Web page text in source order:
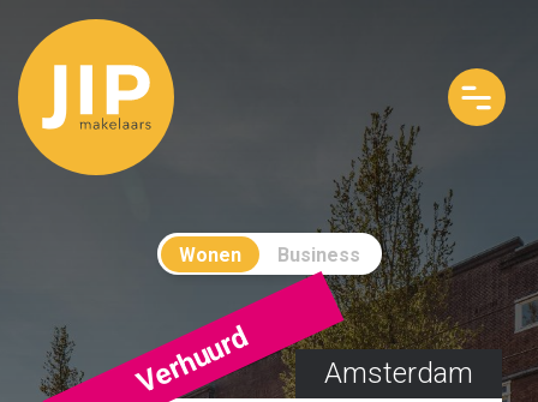
Wonen Business
Amsterdam
Verhuurd